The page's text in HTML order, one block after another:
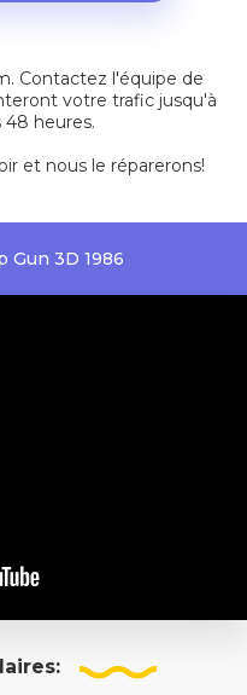
Contactez l'équipe de
votre trafic jusqu'à
48 heures.
et nous le réparerons!
Gun 3D 1986